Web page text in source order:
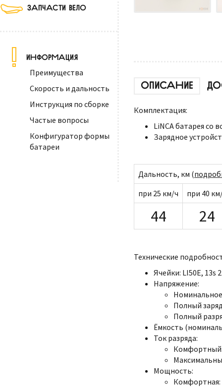
ЗАПЧАСТИ ВЕЛО
ИНФОРМАЦИЯ
Преимущества
Скорость и дальность
Инструкция по сборке
Частые вопросы
Конфигуратор формы
батареи
ОПИСАНИЕ
Комплектация:
LiNCA батарея со
Зарядное
Дальность, км (
при 25 км/ч
при 40
44 24
Технические
Ячейки: LI50E, 13s
Напряжение:
Полный
Полный
Ёмкость
Ток разряда:
Мощность:
Комфортная: